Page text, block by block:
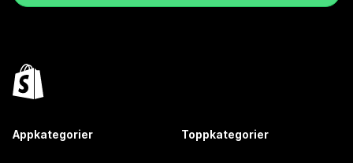
Appkategorier Toppkategorier